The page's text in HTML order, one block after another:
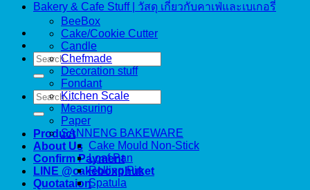
Search
for:
Search
for:
Product
About Us
Confirm Payment
LINE @cakeboxphuket
Quotataion
Bakery & Cafe Stuff | วัสดุ เกี่ยวกับคาเฟ่และเบเกอรี่
BeeBox
Cake/Cookie Cutter
Candle
Chefmade
Decoration stuff
Fondant
Kitchen Scale
Measuring
Paper
SANNENG BAKEWARE
Cake Mould Non-Stick
Loaf Pan
Rolling Pin
Spatula